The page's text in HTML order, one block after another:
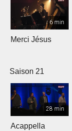
6 min
Merci Jésus
Saison 21
28 min
Acappella